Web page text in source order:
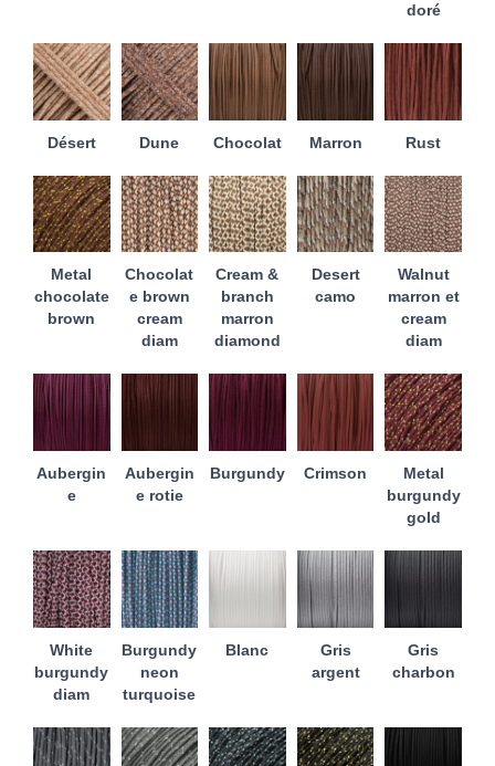
doré
Désert Dune Chocolat Marron Rust
Metal
chocolate
brown
Chocolat
e brown
cream
diam
Cream &
branch
marron
diamond
Desert
camo
Walnut
marron et
cream
diam
Aubergin
e
Aubergin
e rotie
Burgundy Crimson
Metal
burgundy
gold
White
burgundy
diam
Burgundy
neon
turquoise
Blanc
Gris
argent
Gris
charbon